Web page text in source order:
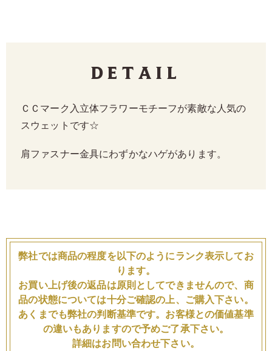
Detail
ＣＣマーク入立体フラワーモチーフが素敵な人気の
スウェットです☆
肩ファスナー金具にわずかなハゲがあります。
弊社では商品の程度を以下のようにランク表示してお
ります。
お買い上げ後の返品は原則としてできませんので、商
品の状態については十分ご確認の上、ご購入下さい。
あくまでも弊社の判断基準です。お客様との価値基準
の違いもありますので予めご了承下さい。
詳細はお問い合わせ下さい。